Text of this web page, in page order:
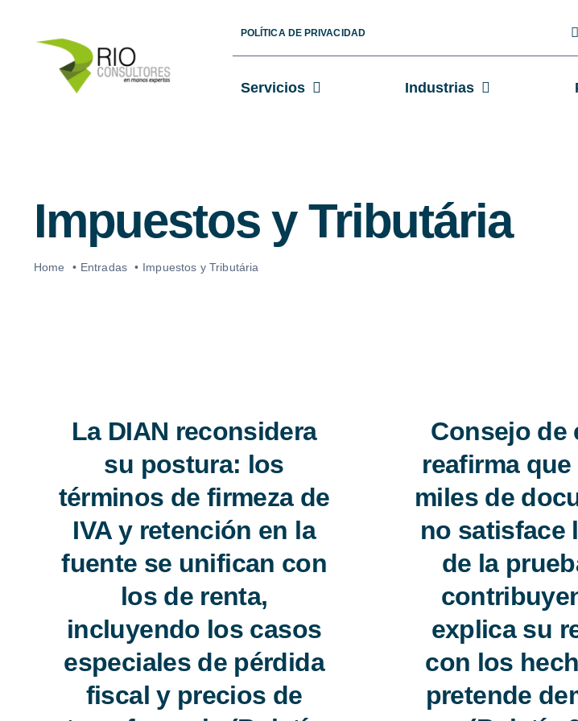
content
POLÍTICA DE PRIVACIDAD
Servicios Industrias
Impuestos y Tributária
Home Entradas Impuestos y Tributária
La DIAN reconsidera
su postura: los
términos de firmeza
de IVA y retención
en la fuente se
unifican con los de
renta, incluyendo los
casos especiales de
pérdida fiscal y
Consejo de
reafirma
miles
satisface la
la
explica su
con los